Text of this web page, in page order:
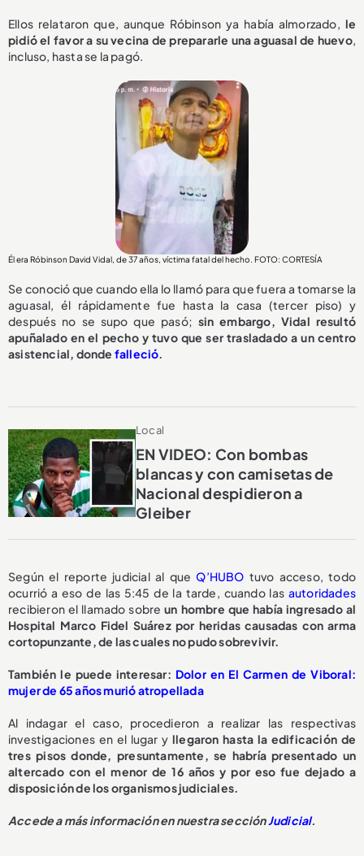
Ellos relataron que, aunque Róbinson ya había almorzado, le
pidió el favor a su vecina de prepararle una aguasal de huevo,
incluso, hasta se la pagó.
Él era Róbinson David Vidal, de 37 años, víctima fatal del hecho. FOTO: CORTESÍA
Se conoció que cuando ella lo llamó para que fuera a tomarse la
aguasal, él rápidamente fue hasta la casa (tercer piso) y
después no se supo que pasó; sin embargo, Vidal resultó
apuñalado en el pecho y tuvo que ser trasladado a un centro
asistencial, donde falleció.
Local
EN VIDEO: Con bombas
blancas y con camisetas de
Nacional despidieron a
Gleiber
Según el reporte judicial al queQ’HUBO tuvo acceso, todo
ocurrió a eso de las 5:45 de la tarde, cuando las autoridades
recibieron el llamado sobreun hombre que había ingresado al
Hospital Marco Fidel Suárez por heridas causadas con arma
cortopunzante, de las cuales no pudo sobrevivir.
También le puede interesar: Dolor en El Carmen de Viboral:
mujer de 65 años murió atropellada
Al indagar el caso, procedieron a realizar las respectivas
investigaciones en el lugar y llegaron hasta la edificación de
tres pisos donde, presuntamente, se habría presentado un
altercado con el menor de 16 años y por eso fue dejado a
disposición de los organismos judiciales.
Accede a más información en nuestra secciónJudicial.